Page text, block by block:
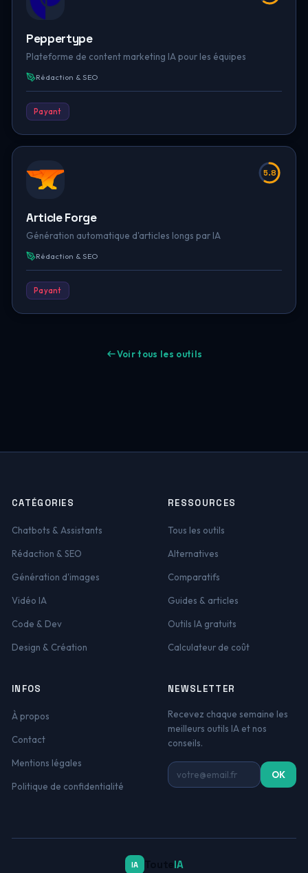
Peppertype
Plateforme de content marketing IA pour les équipes
Rédaction & SEO
Payant
5.8
Article Forge
Génération automatique d'articles longs par IA
Rédaction & SEO
Payant
Voir tous les outils
CATÉGORIES
Chatbots & Assistants
Rédaction & SEO
Génération d'images
Vidéo IA
Code & Dev
Design & Création
RESSOURCES
Tous les outils
Alternatives
Comparatifs
Guides & articles
Outils IA gratuits
Calculateur de coût
INFOS
À propos
Contact
Mentions légales
Politique de confidentialité
NEWSLETTER
Recevez chaque semaine les
meilleurs outils IA et nos
conseils.
Adresse email OK
IA Toute IA